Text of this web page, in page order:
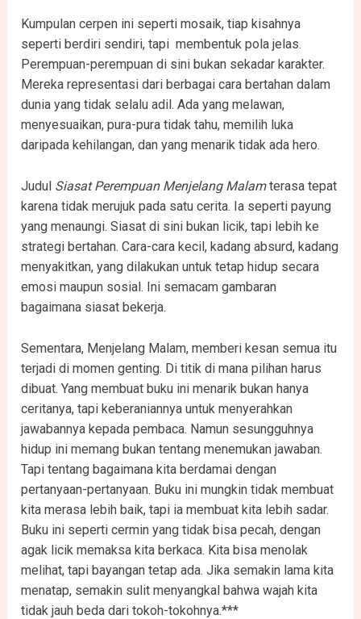
Kumpulan cerpen ini seperti mosaik, tiap kisahnya
seperti berdiri sendiri, tapi membentuk pola jelas.
Perempuan-perempuan di sini bukan sekadar karakter.
Mereka representasi dari berbagai cara bertahan dalam
dunia yang tidak selalu adil. Ada yang melawan,
menyesuaikan, pura-pura tidak tahu, memilih luka
daripada kehilangan, dan yang menarik tidak ada hero.
Judul Siasat Perempuan Menjelang Malamterasa tepat
karena tidak merujuk pada satu cerita. Ia seperti payung
yang menaungi. Siasat di sini bukan licik, tapi lebih ke
strategi bertahan. Cara-cara kecil, kadang absurd, kadang
menyakitkan, yang dilakukan untuk tetap hidup secara
emosi maupun sosial. Ini semacam gambaran
bagaimana siasat bekerja.
Sementara, Menjelang Malam, memberi kesan semua itu
terjadi di momen genting. Di titik di mana pilihan harus
dibuat. Yang membuat buku ini menarik bukan hanya
ceritanya, tapi keberaniannya untuk menyerahkan
jawabannya kepada pembaca. Namun sesungguhnya
hidup ini memang bukan tentang menemukan jawaban.
Tapi tentang bagaimana kita berdamai dengan
pertanyaan-pertanyaan. Buku ini mungkin tidak membuat
kita merasa lebih baik, tapi ia membuat kita lebih sadar.
Buku ini seperti cermin yang tidak bisa pecah, dengan
agak licik memaksa kita berkaca. Kita bisa menolak
melihat, tapi bayangan tetap ada. Jika semakin lama kita
menatap, semakin sulit menyangkal bahwa wajah kita
tidak jauh beda dari tokoh-tokohnya.***